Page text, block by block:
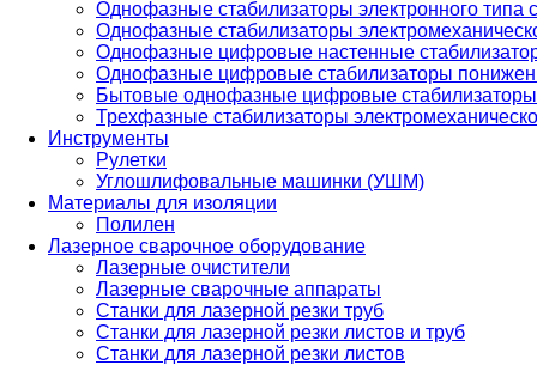
Однофазные стабилизаторы электронного
Однофазные стабилизаторы
Однофазные цифровые настенные
Однофазные цифровые стабилизаторы
Бытовые однофазные цифровые стабилизаторы
Трехфазные стабилизаторы
Инструменты
Рулетки
Углошлифовальные машинки (УШМ)
Материалы для изоляции
Полилен
Лазерное сварочное оборудование
Лазерные очистители
Лазерные сварочные аппараты
Станки для лазерной резки труб
Станки для лазерной резки листов и труб
Станки для лазерной резки листов